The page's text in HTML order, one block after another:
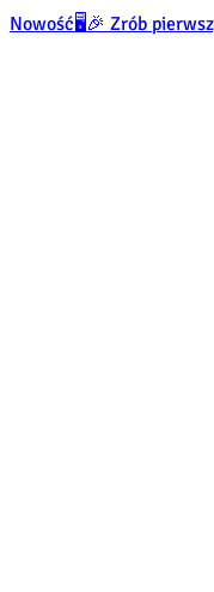
Nowość🖥️🎉 Zrób